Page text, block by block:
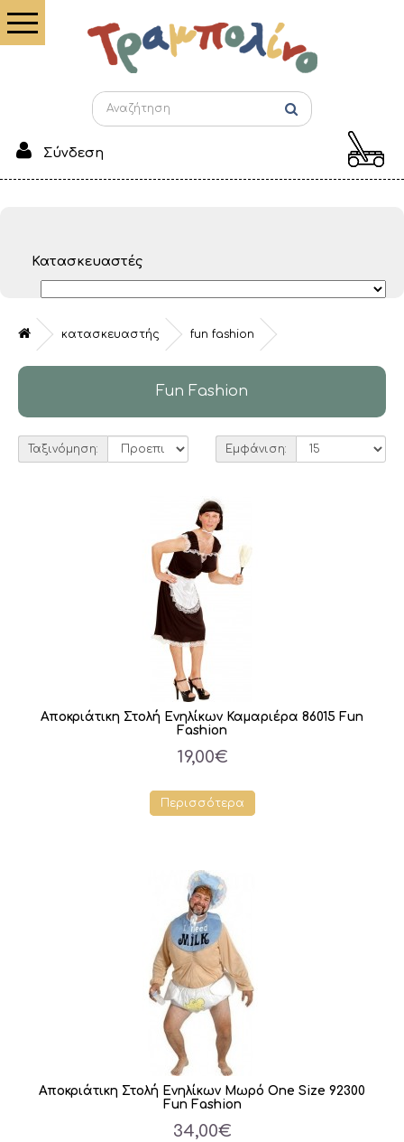
Σύνδεση
Κατασκευαστές
κατασκευαστής fun fashion
Fun Fashion
Εμφάνιση:
Ταξινόμηση:
Αποκριάτικη Στολή Ενηλίκων Καμαριέρα 86015 Fun
Fashion
19,00€
Περισσότερα
Αποκριάτικη Στολή Ενηλίκων Μωρό One Size 92300
Fun Fashion
34,00€